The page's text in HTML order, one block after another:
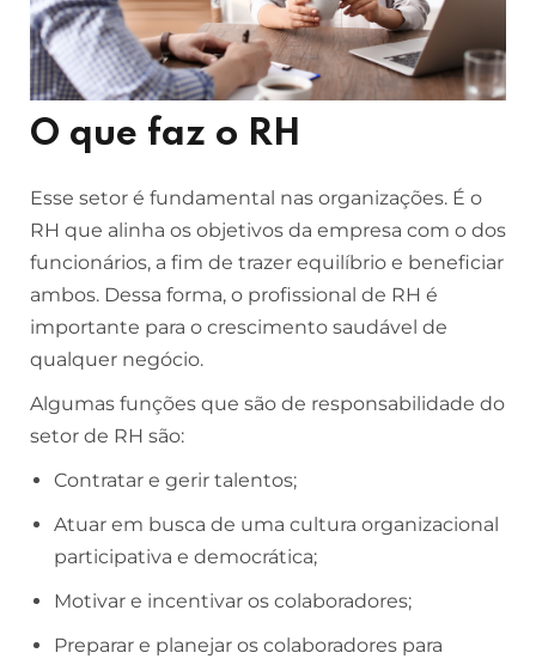
O que faz o RH
Esse setor é fundamental nas organizações. É o
RH que alinha os objetivos da empresa com o dos
funcionários, a fim de trazer equilíbrio e beneficiar
ambos. Dessa forma, o profissional de RH é
importante para o crescimento saudável de
qualquer negócio.
Algumas funções que são de responsabilidade do
setor de RH são:
Contratar e gerir talentos;
Atuar em busca de uma cultura organizacional
participativa e democrática;
Motivar e incentivar os colaboradores;
Preparar e planejar os colaboradores para